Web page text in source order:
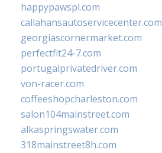
happypawspl.com
callahansautoservicecenter.com
georgiascornermarket.com
perfectfit24-7.com
portugalprivatedriver.com
von-racer.com
coffeeshopcharleston.com
salon104mainstreet.com
alkaspringswater.com
318mainstreet8h.com